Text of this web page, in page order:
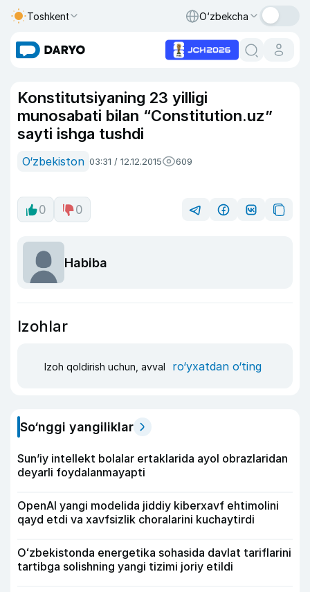
Toshkent O‘zbekcha
Konstitutsiyaning 23 yilligi
munosabati bilan “Constitution.uz”
sayti ishga tushdi
O‘zbekiston 03:31 / 12.12.2015 609
0 0
Habiba
Izohlar
Izoh qoldirish uchun, avval ro‘yxatdan o‘ting
So‘nggi yangiliklar
Sun’iy intellekt bolalar ertaklarida ayol obrazlaridan
deyarli foydalanmayapti
OpenAI yangi modelida jiddiy kiberxavf ehtimolini
qayd etdi va xavfsizlik choralarini kuchaytirdi
Oʻzbekistonda energetika sohasida davlat tariflarini
tartibga solishning yangi tizimi joriy etildi